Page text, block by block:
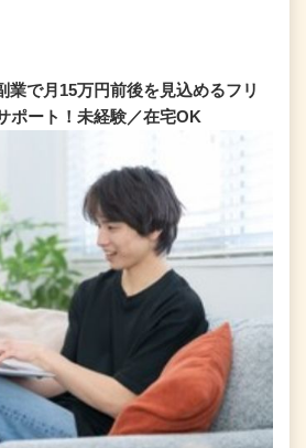
業で月15万円前後を見込めるフリ
ポート！未経験／在宅OK